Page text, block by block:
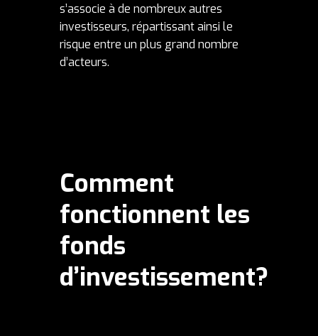
s’associe à de nombreux autres
investisseurs, répartissant ainsi le
risque entre un plus grand nombre
d’acteurs.
Comment
fonctionnent les
fonds
d’investissement?